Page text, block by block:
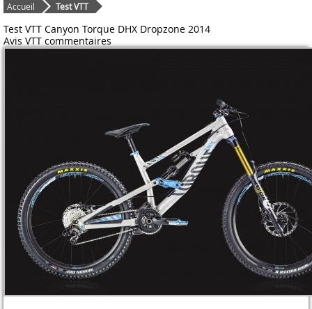
Accueil Test VTT
Test VTT Canyon Torque DHX Dropzone 2014
Avis VTT commentaires